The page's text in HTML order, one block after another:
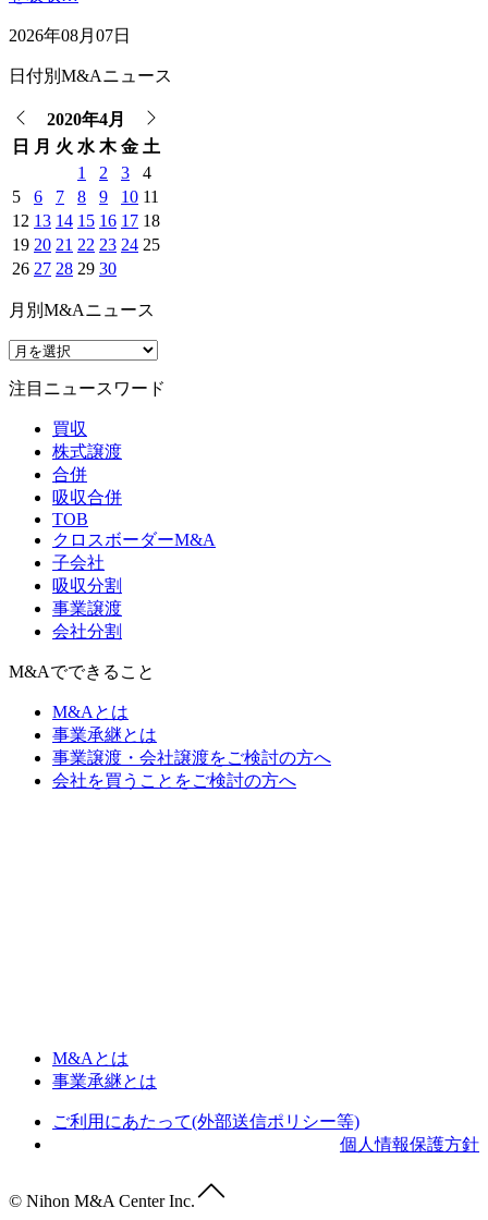
2026年08月07日
日付別M&Aニュース
2020年4月
日
月 火 水 木 金 土
1
2 3
4
5
6 7 8 9 10 11
12 13 14 15 16 17 18
19 20 21 22 23 24 25
26 27 28 29 30
月別M&Aニュース
注目ニュースワード
買収
株式譲渡
合併
吸収合併
TOB
クロスボーダーM&A
子会社
吸収分割
事業譲渡
会社分割
M&Aでできること
M&Aとは
事業承継とは
事業譲渡・会社譲渡をご検討の方へ
会社を買うことをご検討の方へ
M&Aとは
事業承継とは
ご利用にあたって(外部送信ポリシー等)
個人情報保護方針
© Nihon M&A Center Inc.